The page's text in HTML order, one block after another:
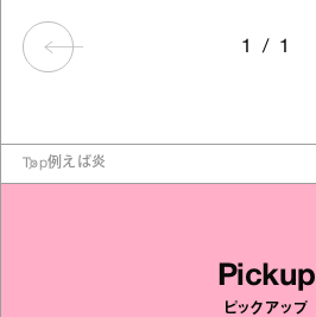
1 / 1
Top例えば炎
Pickup
ピックアップ